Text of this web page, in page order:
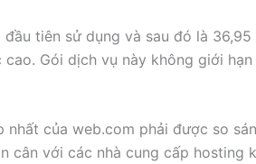
tiên sử dụng và sau đó là
Gói dịch vụ này không giới
của web.com phải được so
cân với các nhà cung cấp hosting